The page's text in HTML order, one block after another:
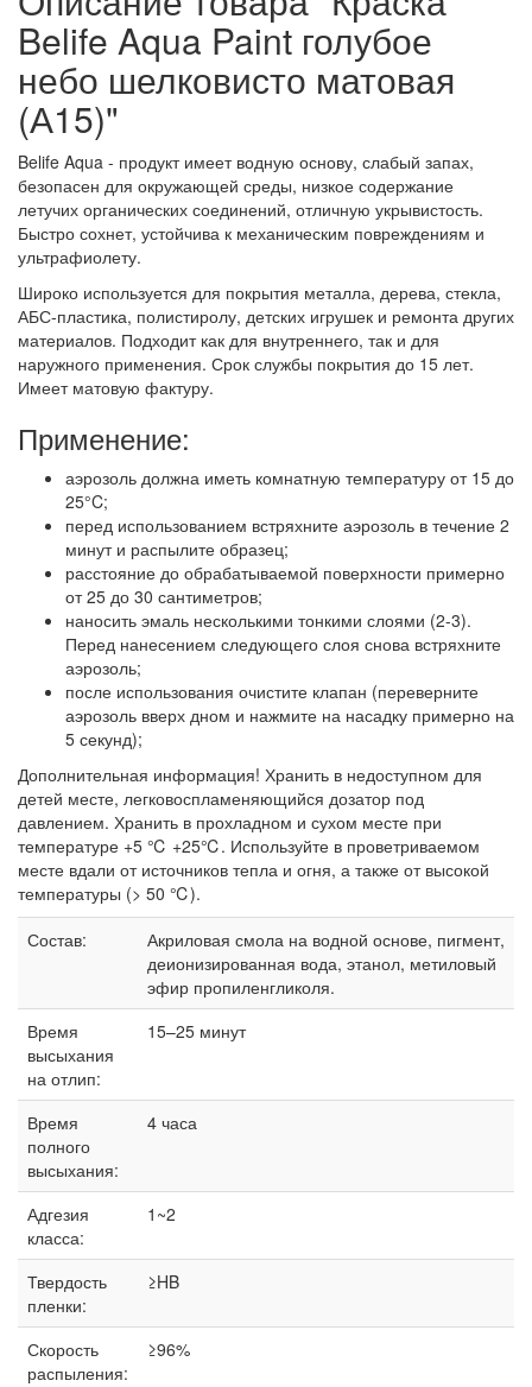
Belife Aqua Paint голубое
небо шелковисто матовая
(А15)"
Belife Aqua - продукт имеет водную основу, слабый запах,
безопасен для окружающей среды, низкое содержание
летучих органических соединений, отличную укрывистость.
Быстро сохнет, устойчива к механическим повреждениям и
ультрафиолету.
Широко используется для покрытия металла, дерева, стекла,
АБС-пластика, полистиролу, детских игрушек и ремонта других
материалов. Подходит как для внутреннего, так и для
наружного применения. Срок службы покрытия до 15 лет.
Имеет матовую фактуру.
Применение:
аэрозоль должна иметь комнатную температуру от 15 до
25°C;
перед использованием встряхните аэрозоль в течение 2
минут и распылите образец;
расстояние до обрабатываемой поверхности примерно
от 25 до 30 сантиметров;
наносить эмаль несколькими тонкими слоями (2-3).
Перед нанесением следующего слоя снова встряхните
аэрозоль;
после использования очистите клапан (переверните
аэрозоль вверх дном и нажмите на насадку примерно на
5 секунд);
Дополнительная информация! Хранить в недоступном для
детей месте, легковоспламеняющийся дозатор под
давлением. Хранить в прохладном и сухом месте при
температуре +5 ℃ +25℃. Используйте в проветриваемом
месте вдали от источников тепла и огня, а также от высокой
температуры (> 50 ℃).
Состав:
Акриловая смола на водной основе, пигмент,
деионизированная вода, этанол, метиловый
эфир пропиленгликоля.
Время
высыхания
на отлип:
15–25 минут
Время
полного
высыхания:
4 часа
Адгезия
класса:
1~2
Твердость
пленки:
≥HB
Скорость
распыления:
≥96%